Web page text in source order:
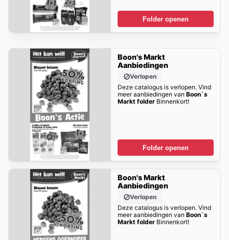
Folder openen
Boon's Markt
Aanbiedingen
Verlopen
Deze catalogus is verlopen. Vind
meer aanbiedingen van Boon`s
Markt folderBinnenkort!
Folder openen
Boon's Markt
Aanbiedingen
Verlopen
Deze catalogus is verlopen. Vind
meer aanbiedingen van Boon`s
Markt folderBinnenkort!